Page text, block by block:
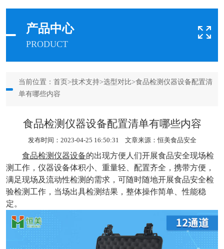
产品中心
PRODUCT
当前位置： 首页 >技术支持>选型对比>食品检测仪器设备配置清
单有哪些内容
食品检测仪器设备配置清单有哪些内容
发布时间：2023-04-25 16:50:31 文章来源：恒美食品安全
食品检测仪器设备的出现方便人们开展食品安全现场检
测工作，仪器设备体积小、重量轻、配置齐全，携带方便，
满足现场及流动性检测的需求，可随时随地开展食品安全检
验检测工作，当场出具检测结果，整体操作简单、性能稳
定。